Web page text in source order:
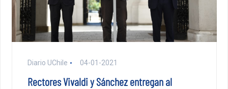
Diario UChile 04-01-2021
Rectores Vivaldi y Sánchez entregan al